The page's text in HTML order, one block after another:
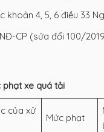
khoản 4, 5, 6 điều 33
CP (sửa đổi 100/
phạt xe quá tải
của xử
Mức phạt